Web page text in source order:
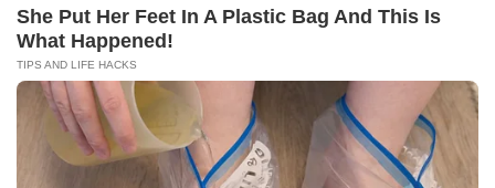
Follow Kabarbaru